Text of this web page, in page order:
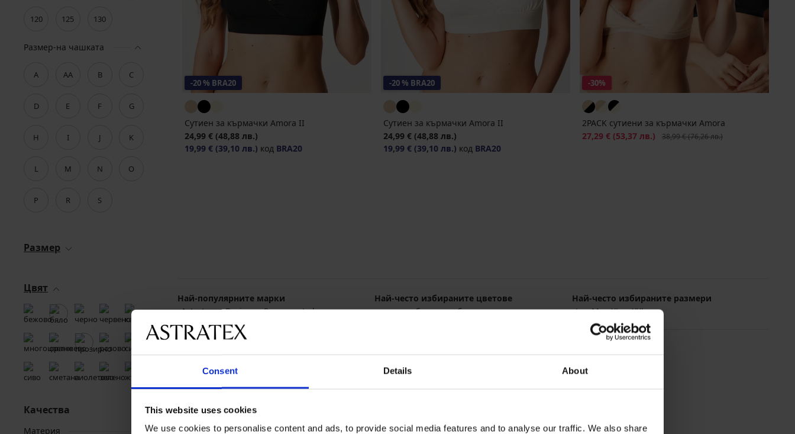
Consent Details About
This website uses cookies
We use cookies to personalise content and ads, to provide social media features and to analyse our traffic. We also share
120 125 130
Размер-на чашката
A AA B C
D E F G
H I J K
L M N O
P R S
Размер
Цвят
Качества
Материя
-20 % BRA20
Сутиен за кърмачки Amora II
24,99 € (48,88 лв.)
19,99 € (39,10 лв.) код BRA20
-20 % BRA20
Сутиен за кърмачки Amora II
24,99 € (48,88 лв.)
19,99 € (39,10 лв.) код BRA20
-30%
2PACK сутиени за кърмачки Amora
Намаление
27,29 € (53,37 лв.) Първоначална цена
38,99 €(76,26 лв.)
Най-популярните марки
Astratex
Dorina Rosme Jadea
Най-често избираните цветове
черно
бежово бяло розово
Най-често избираните размери
L
M XL XXL